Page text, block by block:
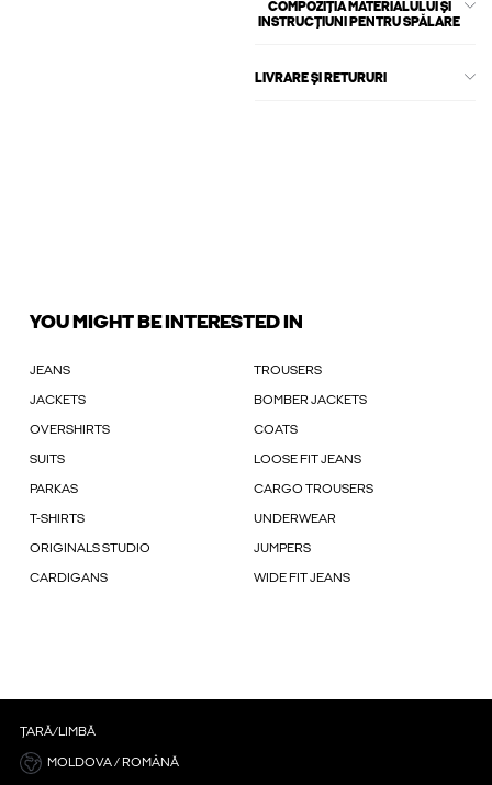
COMPOZIȚIA MATERIALULUI ȘI
INSTRUCȚIUNI PENTRU SPĂLARE
LIVRARE ȘI RETURURI
YOU MIGHT BE INTERESTED IN
JEANS TROUSERS
JACKETS BOMBER JACKETS
OVERSHIRTS COATS
SUITS LOOSE FIT JEANS
PARKAS CARGO TROUSERS
T-SHIRTS UNDERWEAR
ORIGINALS STUDIO JUMPERS
CARDIGANS WIDE FIT JEANS
ȚARĂ/LIMBĂ
MOLDOVA / ROMÂNĂ